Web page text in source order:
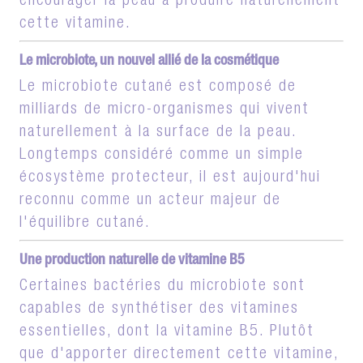
cette vitamine.
Le microbiote, un nouvel allié de la cosmétique
Le microbiote cutané est composé de
milliards de micro-organismes qui vivent
naturellement à la surface de la peau.
Longtemps considéré comme un simple
écosystème protecteur, il est aujourd'hui
reconnu comme un acteur majeur de
l'équilibre cutané.
Une production naturelle de vitamine B5
Certaines bactéries du microbiote sont
capables de synthétiser des vitamines
essentielles, dont la vitamine B5. Plutôt
que d'apporter directement cette vitamine,